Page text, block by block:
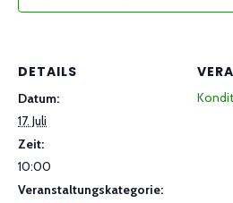
DETAILS
Datum:
17. Juli
Zeit:
10:00
Veranstaltungskategorie: